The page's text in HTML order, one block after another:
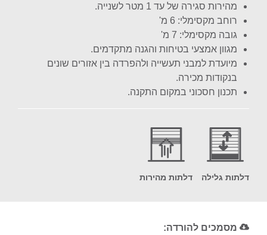
מהירות סגירה של עד 1 מטר לשנייה.
רוחב מקסימלי: 6 מ'
גובה מקסימלי: 7 מ'
מגוון אמצעי בטיחות והגנה מתקדמים.
מיועדת למבני תעשייה ולהפרדה בין אזורים שונים
בנקודות מכירה.
תכנון חסכוני במקום התקנה.
דלתות גלילה דלתות מהירות
מסמכים להורדה: